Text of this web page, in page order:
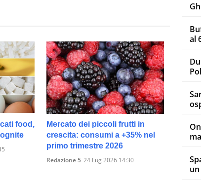
food,
Mercato dei piccoli frutti in
crescita: consumi a +35% nel
primo trimestre 2026
Redazione 5 24 Lug 2026 14:30
al